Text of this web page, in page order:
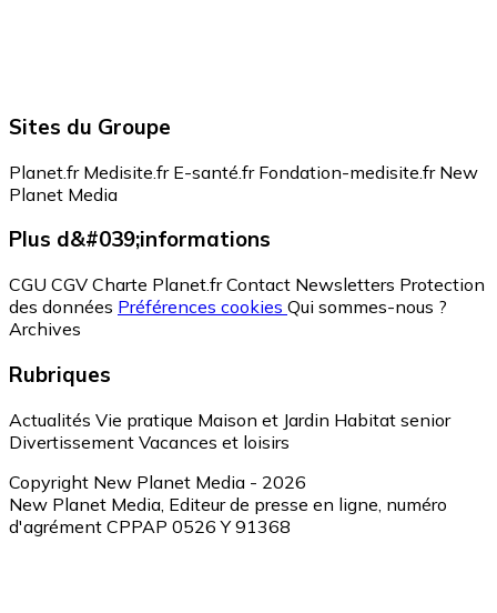
Sites du Groupe
Planet.fr Medisite.fr E-santé.fr Fondation-medisite.fr New
Planet Media
Plus d&#039;informations
CGU CGV Charte Planet.fr Contact Newsletters Protection
des données Préférences cookies Qui sommes-nous ?
Archives
Rubriques
Actualités Vie pratique Maison et Jardin Habitat senior
Divertissement Vacances et loisirs
Copyright New Planet Media - 2026
New Planet Media, Editeur de presse en ligne, numéro
d'agrément CPPAP 0526 Y 91368